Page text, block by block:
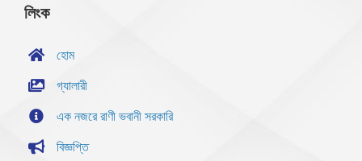
লিংক
হোম
গ্যালারী
এক নজরে রাণী ভবানী সরকারি
বিজ্ঞপ্তি